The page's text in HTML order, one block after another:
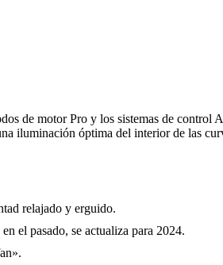
de motor Pro y los sistemas de control
iluminación óptima del interior de las
relajado y erguido.
el pasado, se actualiza para 2024.